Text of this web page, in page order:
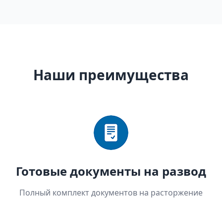
Наши преимущества
Готовые документы на развод
Полный комплект документов на расторжение